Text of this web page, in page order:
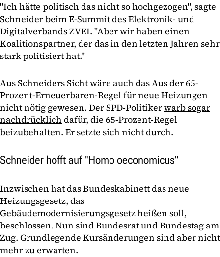
"Ich hätte politisch das nicht so hochgezogen", sagte
Schneider beim E-Summit des Elektronik- und
Digitalverbands ZVEI. "Aber wir haben einen
Koalitionspartner, der das in den letzten Jahren sehr
stark politisiert hat."
Aus Schneiders Sicht wäre auch das Aus der 65-
Prozent-Erneuerbaren-Regel für neue Heizungen
nicht nötig gewesen. Der SPD-Politikerwarb sogar
nachdrücklich dafür, die 65-Prozent-Regel
beizubehalten. Er setzte sich nicht durch.
Schneider hofft auf "Homo oeconomicus"
Inzwischen hat das Bundeskabinett das neue
Heizungsgesetz, das
Gebäudemodernisierungsgesetz heißen soll,
beschlossen. Nun sind Bundesrat und Bundestag am
Zug. Grundlegende Kursänderungen sind aber nicht
mehr zu erwarten.